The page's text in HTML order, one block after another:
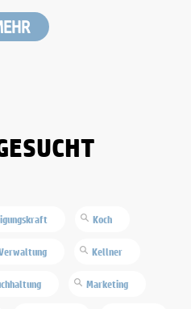
Koch
Kellner
Marketing